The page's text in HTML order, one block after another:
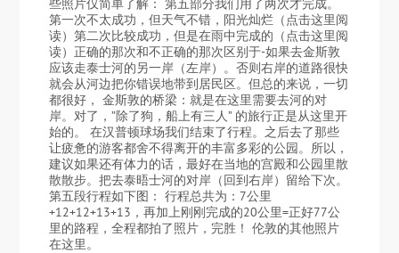
第一次不太成功，但天气不错，阳光灿烂（点击这里阅
读）第二次比较成功，但是在雨中完成的（点击这里阅
读）正确的那次和不正确的那次区别于-如果去金斯敦
应该走泰士河的另一岸（左岸）。否则右岸的道路很快
就会从河边把你错误地带到居民区。但总的来说，一切
都很好， 金斯敦的桥梁：就是在这里需要去河的对
岸。对了，”除了狗，船上有三人” 的旅行正是从这里开
始的。 在汉普顿球场我们结束了行程。之后去了那些
让疲惫的游客都舍不得离开的丰富多彩的公园。所以，
建议如果还有体力的话，最好在当地的宫殿和公园里散
散散步。把去泰晤士河的对岸（回到右岸）留给下次。
第五段行程如下图： 行程总共为：7公里
+12+12+13+13，再加上刚刚完成的20公里=正好77公
里的路程，全程都拍了照片，完胜！ 伦敦的其他照片
在这里。